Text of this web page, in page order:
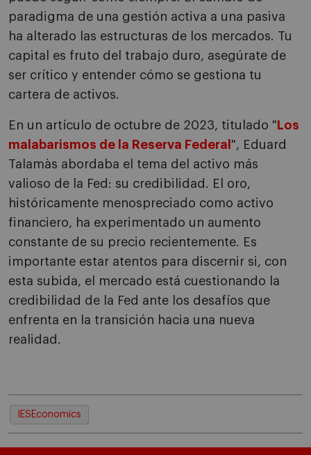
paradigma de una gestión activa a una pasiva
ha alterado las estructuras de los mercados. Tu
capital es fruto del trabajo duro, asegúrate de
ser crítico y entender cómo se gestiona tu
cartera de activos.
En un artículo de octubre de 2023, titulado " Los
malabarismos de la Reserva Federal ", Eduard
Talamàs abordaba el tema del activo más
valioso de la Fed: su credibilidad. El oro,
históricamente menospreciado como activo
financiero, ha experimentado un aumento
constante de su precio recientemente. Es
importante estar atentos para discernir si, con
esta subida, el mercado está cuestionando la
credibilidad de la Fed ante los desafíos que
enfrenta en la transición hacia una nueva
realidad.
IESEconomics